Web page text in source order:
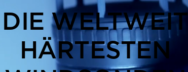
DIE WELTWEIT
HÄRTESTEN